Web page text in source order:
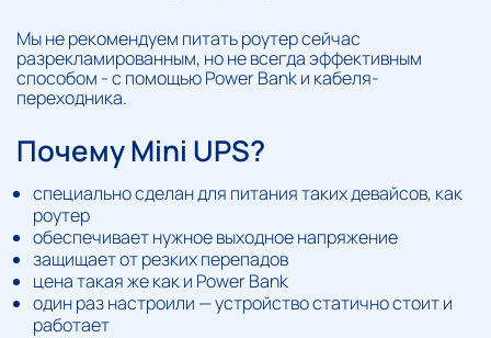
Мы не рекомендуем питать роутер сейчас
разрекламированным, но не всегда эффективным
способом - с помощью Power Bank и кабеля-
переходника.
Почему Mini UPS?
специально сделан для питания таких девайсов, как
роутер
обеспечивает нужное выходное напряжение
защищает от резких перепадов
цена такая же как и Power Bank
один раз настроили — устройство статично стоит и
работает